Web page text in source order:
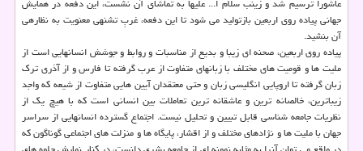
جهانی پیاده روی اربعین بازتولید می­ شود تا این دفعه، غربِ تشنه­ی معنویت به نظاره­ی
آن بنشید.
پیاده روی اربعین، صحنه ­ای زیبا و بدیع از مناسبات و روابط و جوشش انسان­هایی است از
ملیت ­ها و قومیت­ های مختلف با زبانهای متفاوت از عرب گرفته تا فارس و از آذری ترك
زبان گرفته تا اروپایی انگلیسی زبان و حتی معتقدان آیین­ هایی متفاوت از شیعه كه واجد
زیباترین، خالصانه ترین و عاشقانه ترین تعاملات بین انسانی است كه با هیچ یك از
نظریات جامعه شناسی قابل تبیین و تحلیل نیست. اجتماع گسترده انسان­هایی از سراسر
جهان با ملیت­ ها و نژادهای مختلف و از اقشار، پایگاه­ ها و منزلت­ های اجتماعی گوناگون كه